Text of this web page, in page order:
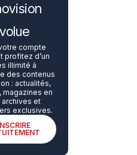
compte
profitez d’un
illimité à
des contenus
: actualités,
magazines en
archives et
exclusives.